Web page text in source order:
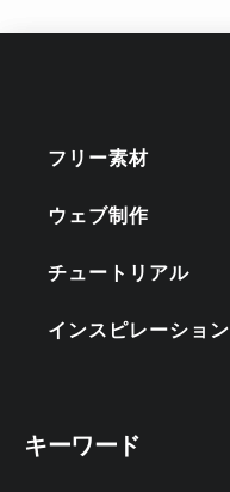
フリー素材
ウェブ制作
チュートリアル
インスピレーション
キーワード